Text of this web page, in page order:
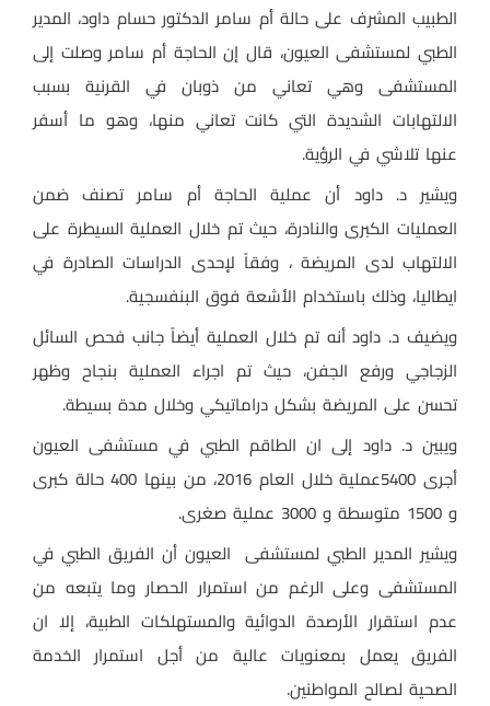
الطبيب المشرف على حالة أم سامر الدكتور حسام داود، المدير
الطبي لمستشفى العيون، قال إن الحاجة أم سامر وصلت إلى
المستشفى وهي تعاني من ذوبان في القرنية بسبب
الالتهابات الشديدة التي كانت تعاني منها، وهو ما أسفر
عنها تلاشي في الرؤية.
ويشير د. داود أن عملية الحاجة أم سامر تصنف ضمن
العمليات الكبرى والنادرة، حيث تم خلال العملية السيطرة على
الالتهاب لدى المريضة ، وفقاً لإحدى الدراسات الصادرة في
ايطاليا، وذلك باستخدام الأشعة فوق البنفسجية.
ويضيف د. داود أنه تم خلال العملية أيضاً جانب فحص السائل
الزجاجي ورفع الجفن، حيث تم اجراء العملية بنجاح وظهر
تحسن على المريضة بشكل دراماتيكي وخلال مدة بسيطة.
ويبين د. داود إلى ان الطاقم الطبي في مستشفى العيون
أجرى 5400عملية خلال العام 2016، من بينها 400 حالة كبرى
و 1500 متوسطة و 3000 عملية صغرى.
ويشير المدير الطبي لمستشفى العيون أن الفريق الطبي في
المستشفى وعلى الرغم من استمرار الحصار وما يتبعه من
عدم استقرار الأرصدة الدوائية والمستهلكات الطبية، إلا ان
الفريق يعمل بمعنويات عالية من أجل استمرار الخدمة
الصحية لصالح المواطنين.